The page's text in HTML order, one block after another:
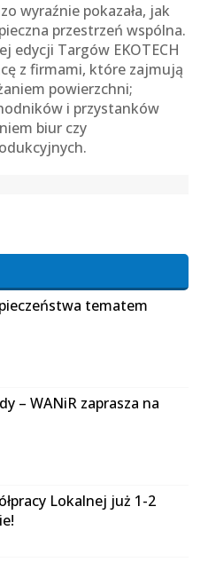
wyraźnie pokazała, jak
przestrzeń wspólna.
edycji Targów EKOTECH
z firmami, które zajmują
powierzchni;
i przystanków
biur czy
tematem
– WANiR zaprasza na
Lokalnej już 1-2